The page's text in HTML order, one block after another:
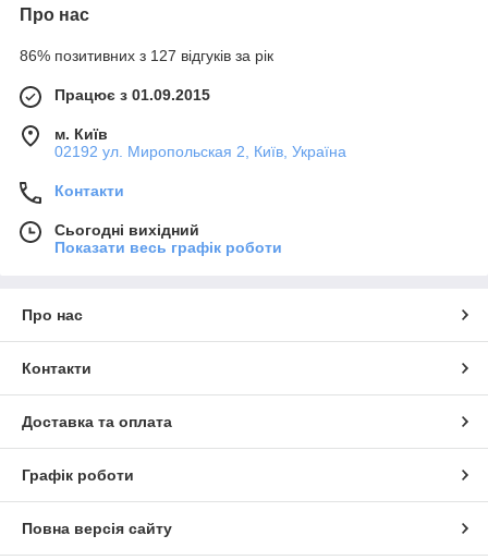
Про нас
86% позитивних з 127 відгуків за рік
Працює з 01.09.2015
м. Київ
02192 ул. Миропольская 2, Київ, Україна
Контакти
Сьогодні вихідний
Показати весь графік роботи
Про нас
Контакти
Доставка та оплата
Графік роботи
Повна версія сайту